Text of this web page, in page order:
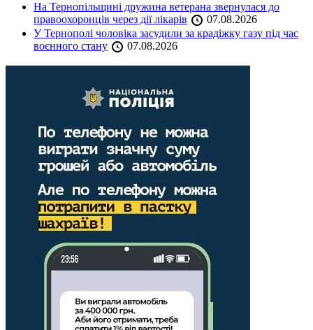
На Тернопільщині дружина ветерана звернулася до
правоохоронців через дії лікарів
07.08.2026
У Тернополі чоловіка засудили за крадіжку газу під час
воєнного стану
07.08.2026